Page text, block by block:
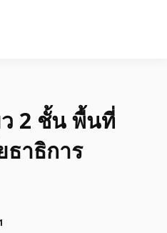
ว 2 ชั้น พื้นที่
ธาธิการ